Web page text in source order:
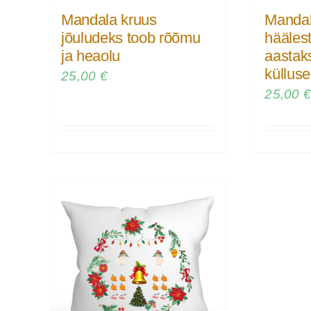
Mandala kruus
jõuludeks toob rõõmu
ja heaolu
25,00 €
25,00€